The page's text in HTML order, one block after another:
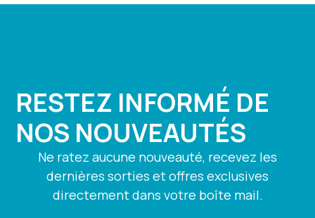
RESTEZ INFORMÉ DE
NOS NOUVEAUTÉS
Ne ratez aucune nouveauté, recevez les
dernières sorties et offres exclusives
directement dans votre boîte mail.